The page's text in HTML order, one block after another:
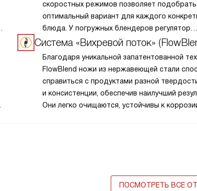
скоростных режимов позволяет подобрать
оптимальный вариант для каждого
блюда. У погружных блендеров регулятор
расположен, как правило на ручке,
Система «Вихревой поток»
Благодаря уникальной запатентованной
FlowBlend ножи из нержавеющей стали
справиться с продуктами разной
и консистенции, обеспечив наилучший
Они легко очищаются, устойчивы к
ПОСМОТРЕТЬ ВСЕ